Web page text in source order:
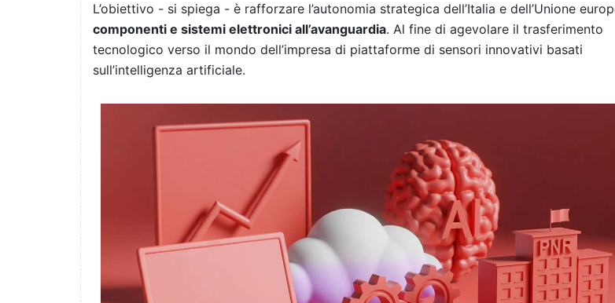
L’obiettivo - si spiega - è rafforzare l’autonomia strategica dell’Italia e dell’Unione
componenti e sistemi elettronici all’avanguardia. Al fine di agevolare il trasferimento
tecnologico verso il mondo dell’impresa di piattaforme di sensori innovativi basati
sull’intelligenza artificiale.